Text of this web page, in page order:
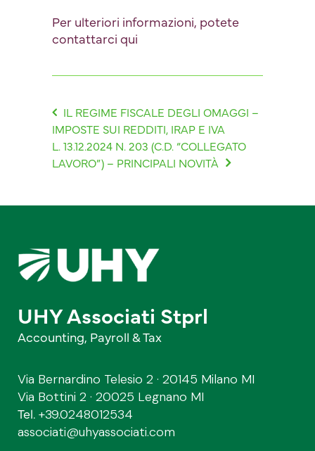
Per ulteriori informazioni, potete
contattarci qui
IL REGIME FISCALE DEGLI OMAGGI –
IMPOSTE SUI REDDITI, IRAP E IVA
L. 13.12.2024 N. 203 (C.D. “COLLEGATO
LAVORO”) – PRINCIPALI NOVITÀ
UHY Associati Stprl
Accounting, Payroll & Tax
Via Bernardino Telesio 2 · 20145 Milano MI
Via Bottini 2 · 20025 Legnano MI
Tel. +39.0248012534
associati@uhyassociati.com